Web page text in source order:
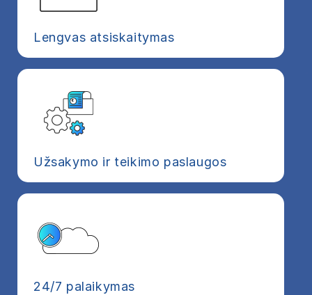
Lengvas atsiskaitymas
Užsakymo ir teikimo paslaugos
24/7 palaikymas